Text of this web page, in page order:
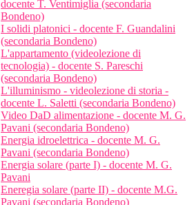
docente T. Ventimiglia (secondaria
Bondeno)
I solidi platonici - docente F. Guandalini
(secondaria Bondeno)
L'appartamento (videolezione di
tecnologia) - docente S. Pareschi
(secondaria Bondeno)
L'illuminismo - videolezione di storia -
docente L. Saletti (secondaria Bondeno)
Video DaD alimentazione - docente M. G.
Pavani (secondaria Bondeno)
Energia idroelettrica - docente M. G.
Pavani (secondaria Bondeno)
Energia solare (parte I) - docente M. G.
Pavani
Eneregia solare (parte II) - docente M.G.
Pavani (secondaria Bondeno)